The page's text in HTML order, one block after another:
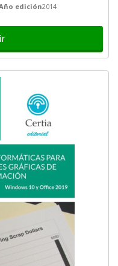
edición2014